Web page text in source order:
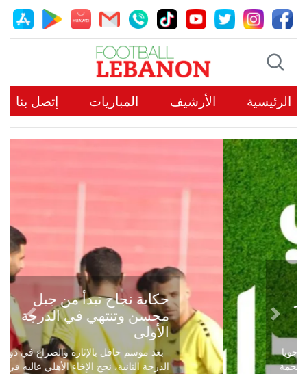
الرئيسية الأرشيف المباريات إتصل بنا
حكاية نجاح تبدأ من جبل
محسن وتنتهي في الدرجة
الأولى
بعد موسم حافل بالإثارة والصراع في دوري
الدرجة الثانية، نجح الإخاء الأهلي عاليه في
Previous
Next